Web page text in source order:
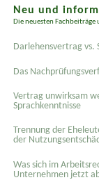
Neu und
Die neuesten
Darlehensvertrag vs.
Das
Vertrag unwirksam
Sprachkenntnisse
Trennung der
der
Was sich im
Unternehmen jetzt